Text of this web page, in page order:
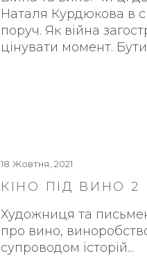
Наталя Курдюкова в
поруч. Як війна
цінувати момент. Бути
18 Жовтня, 2021
КІНО ПІД ВИНО 2
Художниця та
про вино,
супроводом історій